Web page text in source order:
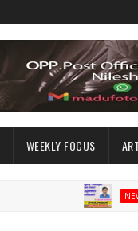
WEEKLY FOCUS
NEWS